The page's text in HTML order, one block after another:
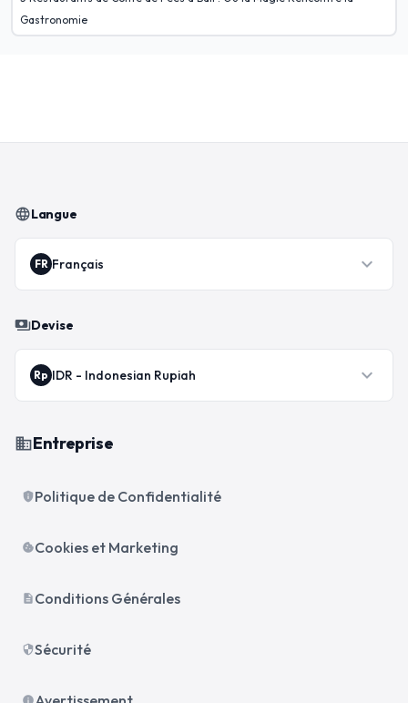
Gastronomie
languageLangue
FR Français expand_more
paymentsDevise
Rp IDR - Indonesian Rupiah expand_more
businessEntreprise
privacy_tip Politique de Confidentialité
cookieCookies et Marketing
description Conditions Générales
securitySécurité
info